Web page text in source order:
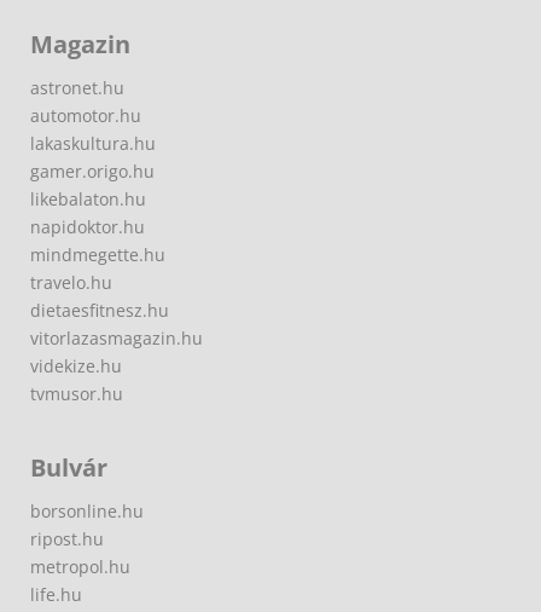
Magazin
astronet.hu
automotor.hu
lakaskultura.hu
gamer.origo.hu
likebalaton.hu
napidoktor.hu
mindmegette.hu
travelo.hu
dietaesfitnesz.hu
vitorlazasmagazin.hu
videkize.hu
tvmusor.hu
Bulvár
borsonline.hu
ripost.hu
metropol.hu
life.hu